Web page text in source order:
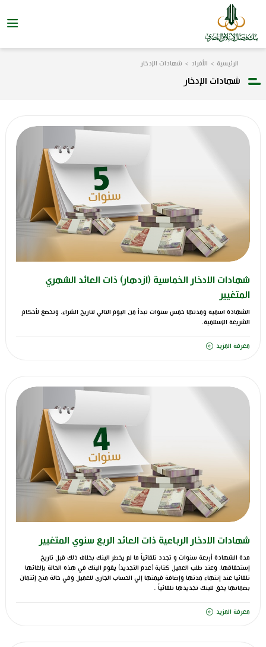
الرئيسية الأفراد شهادات الإدخار
شهادات الإدخار
شهادات الادخار الخماسية (ازدهار) ذات العائد الشهري
المتغيير
الشهادة اسمية ومدتها خمس سنوات تبدأ من اليوم التالي لتاريخ الشراء، وتخضع لأحكام
الشريعة الإسلامية.
معرفة المزيد
شهادات الادخار الرباعية ذات العائد الربع سنوي المتغيير
مدة الشهادة أربعة سنوات و تجدد تلقائياً ما لم يخطر البنك بخلاف ذلك قبل تاريخ
إستحقاقها، وعند طلب العميل كتابة (عدم التجديد) يقوم البنك في هذه الحالة بإلغائها
تلقائيا عند إنتهاء مدتها وإضافة قيمتها إلي الحساب الجاري للعميل وفي حالة منح إئتمان
بضمانها يحق للبنك تجديدها تلقائياً .
معرفة المزيد